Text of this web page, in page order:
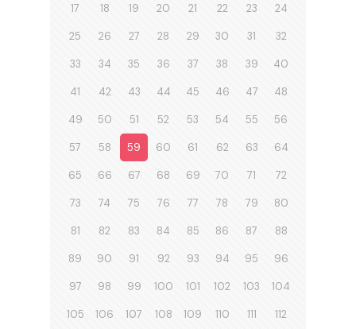
17 18 19 20 21 22 23 24
25 26 27 28 29 30 31 32
33 34 35 36 37 38 39 40
41 42 43 44 45 46 47 48
49 50 51 52 53 54 55 56
57 58 59 60 61 62 63 64
65 66 67 68 69 70 71 72
73 74 75 76 77 78 79 80
81 82 83 84 85 86 87 88
89 90 91 92 93 94 95 96
97 98 99 100 101 102 103 104
105 106 107 108 109 110 111 112